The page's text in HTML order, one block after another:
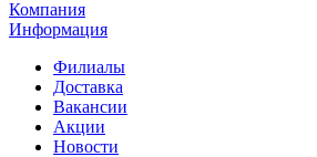
Компания
Информация
Филиалы
Доставка
Вакансии
Акции
Новости